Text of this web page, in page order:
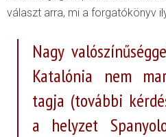
választ arra, mi a forgatókönyv
Nagy
Katalónia nem
tagja (további
a helyzet